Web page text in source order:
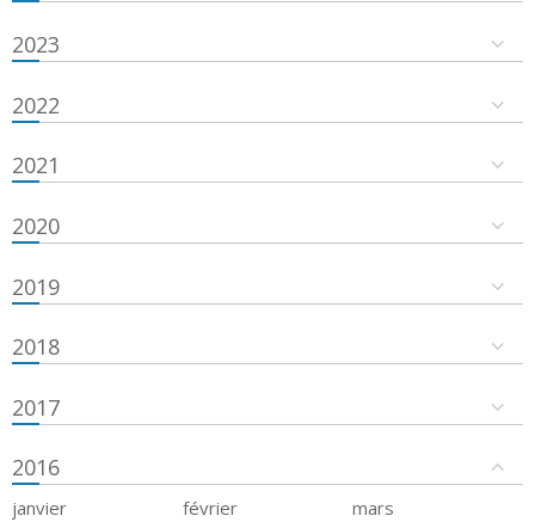
2023
2022
2021
2020
2019
2018
2017
2016
janvier février
mars